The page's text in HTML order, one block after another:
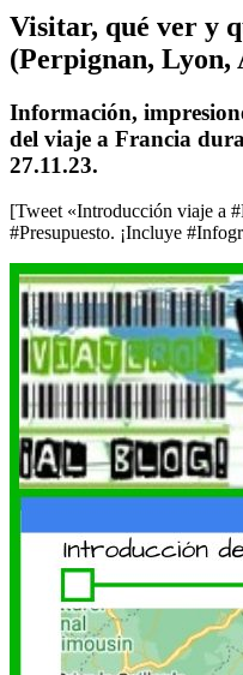
Visitar, qué ver y
(Perpignan, Lyon,
Información,
del viaje a Francia
27.11.23.
[Tweet «Introducción viaje a
#Presupuesto. ¡Incluye